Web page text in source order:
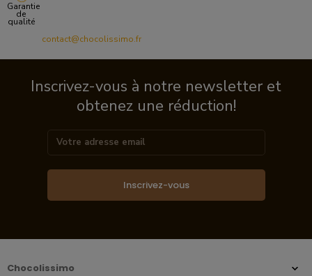
Garantie
de
qualité
contact@chocolissimo.fr
Inscrivez-vous à notre newsletter et
obtenez une réduction!
Inscrivez-vous
Chocolissimo